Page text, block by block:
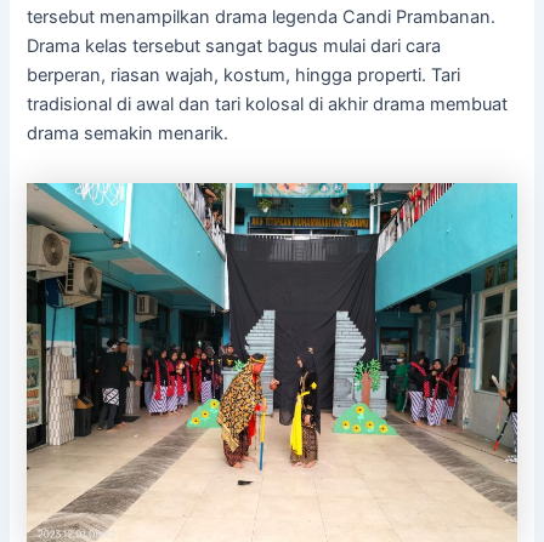
tersebut menampilkan drama legenda Candi Prambanan.
Drama kelas tersebut sangat bagus mulai dari cara
berperan, riasan wajah, kostum, hingga properti. Tari
tradisional di awal dan tari kolosal di akhir drama membuat
drama semakin menarik.